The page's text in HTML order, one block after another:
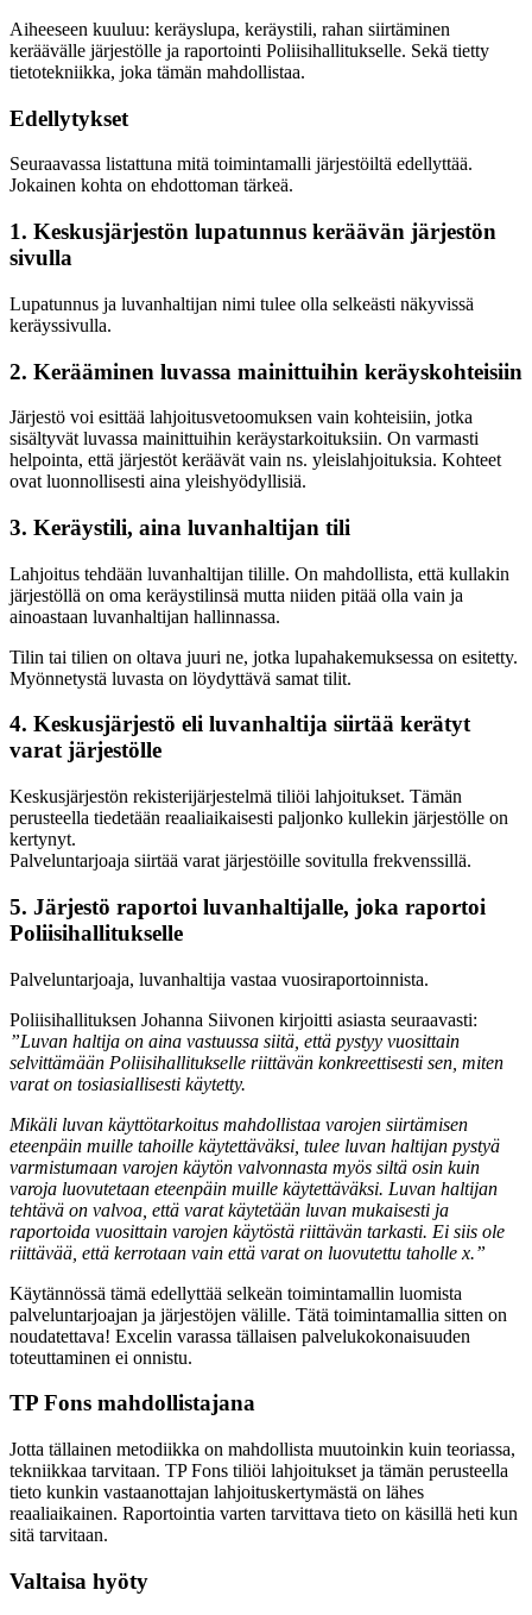
Aiheeseen kuuluu: keräyslupa, keräystili, rahan siirtäminen
keräävälle järjestölle ja raportointi Poliisihallitukselle. Sekä tietty
tietotekniikka, joka tämän mahdollistaa.
Edellytykset
Seuraavassa listattuna mitä toimintamalli järjestöiltä edellyttää.
Jokainen kohta on ehdottoman tärkeä.
1. Keskusjärjestön lupatunnus keräävän järjestön
sivulla
Lupatunnus ja luvanhaltijan nimi tulee olla selkeästi näkyvissä
keräyssivulla.
2. Kerääminen luvassa mainittuihin keräyskohteisiin
Järjestö voi esittää lahjoitusvetoomuksen vain kohteisiin, jotka
sisältyvät luvassa mainittuihin keräystarkoituksiin. On varmasti
helpointa, että järjestöt keräävät vain ns. yleislahjoituksia. Kohteet
ovat luonnollisesti aina yleishyödyllisiä.
3. Keräystili, aina luvanhaltijan tili
Lahjoitus tehdään luvanhaltijan tilille. On mahdollista, että kullakin
järjestöllä on oma keräystilinsä mutta niiden pitää olla vain ja
ainoastaan luvanhaltijan hallinnassa.
Tilin tai tilien on oltava juuri ne, jotka lupahakemuksessa on esitetty.
Myönnetystä luvasta on löydyttävä samat tilit.
4. Keskusjärjestö eli luvanhaltija siirtää kerätyt
varat järjestölle
Keskusjärjestön rekisterijärjestelmä tiliöi lahjoitukset. Tämän
perusteella tiedetään reaaliaikaisesti paljonko kullekin järjestölle on
kertynyt.
Palveluntarjoaja siirtää varat järjestöille sovitulla frekvenssillä.
5. Järjestö raportoi luvanhaltijalle, joka raportoi
Poliisihallitukselle
Palveluntarjoaja, luvanhaltija vastaa vuosiraportoinnista.
Poliisihallituksen Johanna Siivonen kirjoitti asiasta seuraavasti:
”Luvan haltija on aina vastuussa siitä, että pystyy vuosittain
selvittämään Poliisihallitukselle riittävän konkreettisesti sen, miten
varat on tosiasiallisesti käytetty.
Mikäli luvan käyttötarkoitus mahdollistaa varojen siirtämisen
eteenpäin muille tahoille käytettäväksi, tulee luvan haltijan pystyä
varmistumaan varojen käytön valvonnasta myös siltä osin kuin
varoja luovutetaan eteenpäin muille käytettäväksi. Luvan haltijan
tehtävä on valvoa, että varat käytetään luvan mukaisesti ja
raportoida vuosittain varojen käytöstä riittävän tarkasti. Ei siis ole
riittävää, että kerrotaan vain että varat on luovutettu taholle x.”
Käytännössä tämä edellyttää selkeän toimintamallin luomista
palveluntarjoajan ja järjestöjen välille. Tätä toimintamallia sitten on
noudatettava! Excelin varassa tällaisen palvelukokonaisuuden
toteuttaminen ei onnistu.
TP Fons mahdollistajana
Jotta tällainen metodiikka on mahdollista muutoinkin kuin teoriassa,
tekniikkaa tarvitaan. TP Fons tiliöi lahjoitukset ja tämän perusteella
tieto kunkin vastaanottajan lahjoituskertymästä on lähes
reaaliaikainen. Raportointia varten tarvittava tieto on käsillä heti kun
sitä tarvitaan.
Valtaisa hyöty